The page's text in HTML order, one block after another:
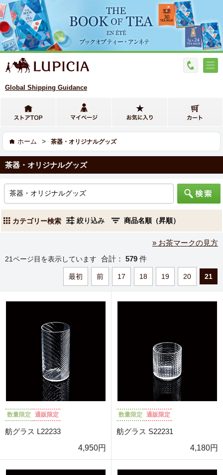
Global Shipping Guidance
ホーム > 茶器・オリジナルグッズ
茶器・オリジナルグッズ
カテゴリー検索 絞り込み
» お茶マークの見方
21ページ目を表示しています 合計： 579 件
最初 前 17 18 19 20 21
数量限定 通販限定
舫グラス L22233
4,950円
数量限定 通販限定
舫グラス S22231
4,180円